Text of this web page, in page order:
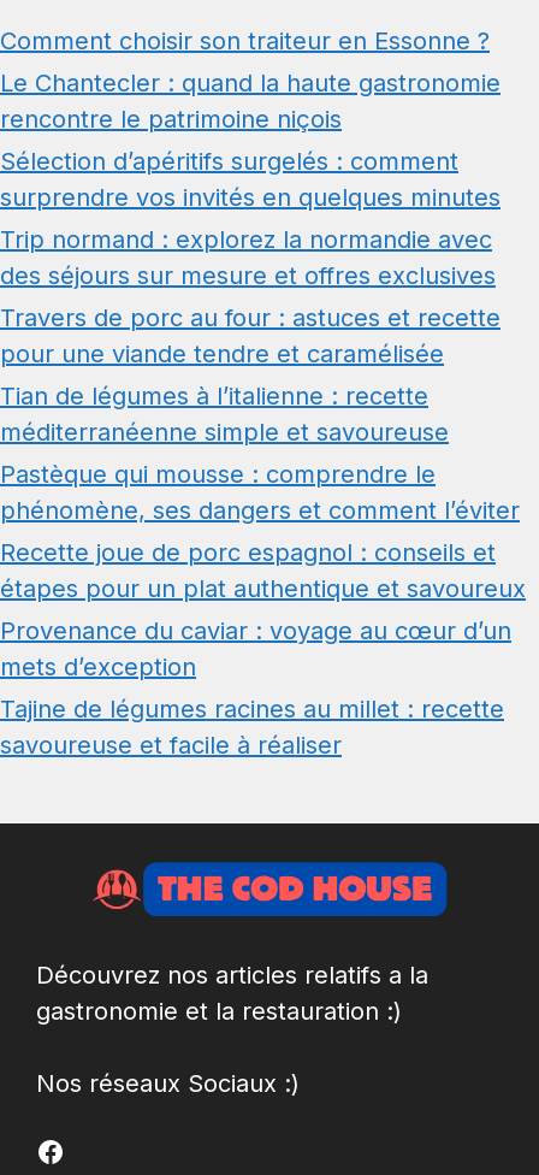
Comment choisir son traiteur en Essonne ?
Le Chantecler : quand la haute gastronomie
rencontre le patrimoine niçois
Sélection d’apéritifs surgelés : comment
surprendre vos invités en quelques minutes
Trip normand : explorez la normandie avec
des séjours sur mesure et offres exclusives
Travers de porc au four : astuces et recette
pour une viande tendre et caramélisée
Tian de légumes à l’italienne : recette
méditerranéenne simple et savoureuse
Pastèque qui mousse : comprendre le
phénomène, ses dangers et comment l’éviter
Recette joue de porc espagnol : conseils et
étapes pour un plat authentique et savoureux
Provenance du caviar : voyage au cœur d’un
mets d’exception
Tajine de légumes racines au millet : recette
savoureuse et facile à réaliser
Découvrez nos articles relatifs a la
gastronomie et la restauration :)
Nos réseaux Sociaux :)
Facebook